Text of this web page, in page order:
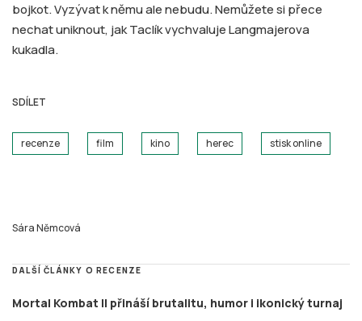
bojkot. Vyzývat k němu ale nebudu. Nemůžete si přece
nechat uniknout, jak Taclík vychvaluje Langmajerova
kukadla.
SDÍLET
recenze film kino herec stisk online
Sára Němcová
DALŠÍ ČLÁNKY O RECENZE
Mortal Kombat II přináší brutalitu, humor i ikonický turnaj